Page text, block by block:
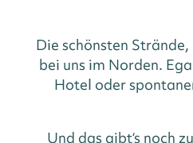
Die schönsten
bei uns im Norden.
Hotel oder
Und das gibt‘s noch